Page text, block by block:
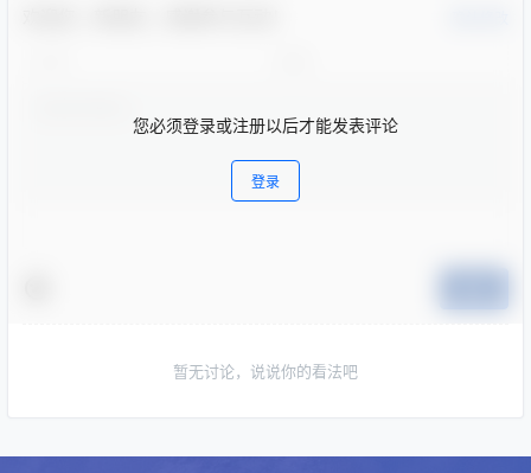
您必须登录或注册以后才能发表评论
登录
暂无讨论，说说你的看法吧